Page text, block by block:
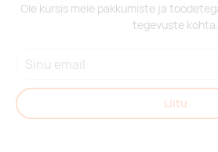
Ole kursis meie pakkumiste ja
tegevuste kohta.
Liitu